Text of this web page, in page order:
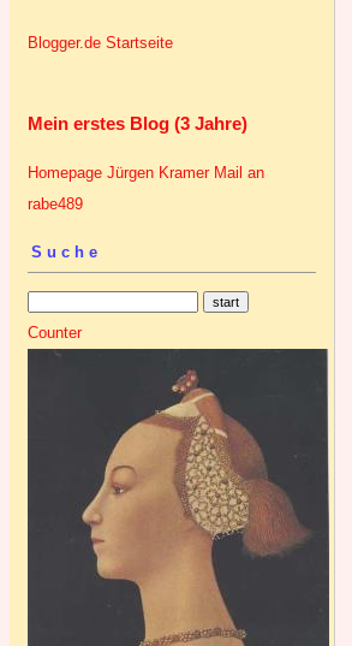
Blogger.de Startseite
Mein erstes Blog (3 Jahre)
Homepage Jürgen Kramer Mail an
rabe489
Suche
Counter